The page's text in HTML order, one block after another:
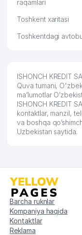
raqamlari
Toshkent xaritasi
Toshkentdagi
ISHONCH KREDIT
Quva tumani,
ma’lumotlar
ISHONCH KREDIT
kontaktlar, manzil,
va boshqa
Uzbekistan saytida.
Barcha ruknlar
Kompaniya haqida
Kontaktlar
Reklama